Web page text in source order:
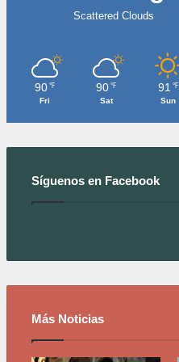
Scattered Clouds
90 ℉
Fri
90 ℉
Sat
91 ℉
Sun
Síguenos en Facebook
Más Noticias